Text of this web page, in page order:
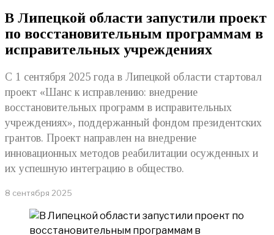
В Липецкой области запустили проект
по восстановительным программам в
исправительных учреждениях
С 1 сентября 2025 года в Липецкой области стартовал
проект «Шанс к исправлению: внедрение
восстановительных программ в исправительных
учреждениях», поддержанный фондом президентских
грантов. Проект направлен на внедрение
инновационных методов реабилитации осужденных и
их успешную интеграцию в общество.
8 сентября 2025